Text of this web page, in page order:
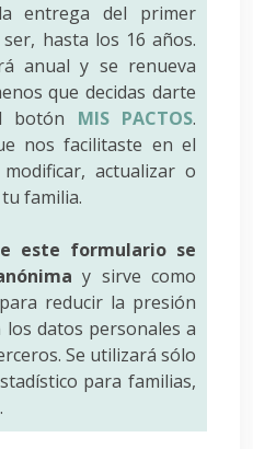
entrega del primer
hasta los 16 años.
anual y se renueva
que decidas darte
botón MIS PACTOS.
nos facilitaste en el
actualizar o
familia.
este formulario se
y sirve como
reducir la presión
datos personales a
Se utilizará sólo
para familias,